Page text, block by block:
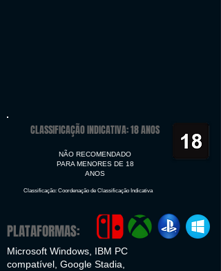
CLASSIFICAÇÃO INDICATIVA: 18 ANOS
NÃO RECOMENDADO
PARA MENORES DE 18
ANOS
Classificação: Coordenação de Classificação Indicativa
PLATAFORMAS:
Microsoft Windows, IBM PC
compatível, Google Stadia,